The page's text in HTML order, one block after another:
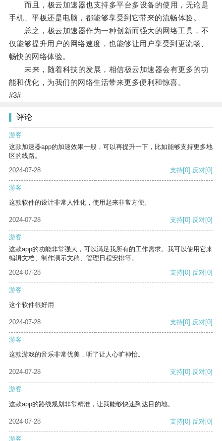
而且，极云加速器也支持多平台多设备的使用，无论是
手机、平板还是电脑，都能够享受到它带来的流畅体验。
总之，极云加速器作为一种创新而强大的网络工具，不
仅能够提升用户的网络速度，也能够让用户享受到更流畅、
畅快的网络体验。
未来，随着科技的发展，相信极云加速器会有更多的功
能和优化，为我们的网络生活带来更多便利和惊喜。
#3#
评论
游客
这款加速器app的加速效果一般，可以再提升一下，比如能够支持更多地
区的线路。
2024-07-28
支持[0] 反对[0]
游客
这款软件的设计非常人性化，使用起来非常方便。
2024-07-28 支持[0] 反对[0]
游客
这款app的功能非常强大，可以满足我所有的工作需求。我可以使用它来
编辑文档、制作演示文稿、管理日程安排等。
2024-07-28
支持[0] 反对[0]
游客
这个软件很好用
2024-07-28 支持[0] 反对[0]
游客
这款游戏的音乐非常优美，听了让人心旷神怡。
2024-07-28 支持[0] 反对[0]
游客
这款app的路线规划非常精准，让我能够快速到达目的地。
2024-07-28 支持[0] 反对[0]
游客